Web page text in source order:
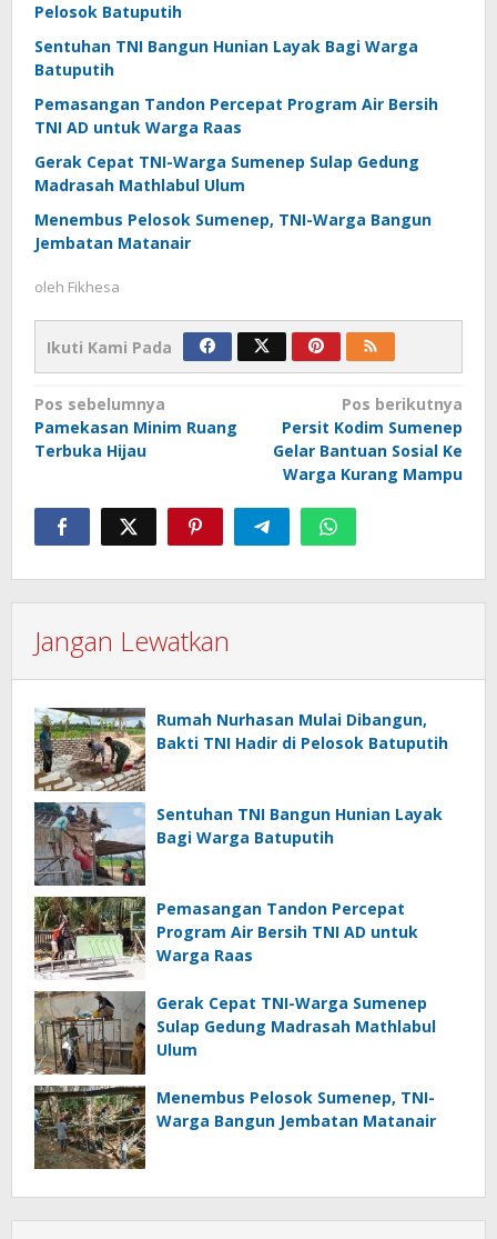
Pelosok Batuputih
Sentuhan TNI Bangun Hunian Layak Bagi Warga
Batuputih
Pemasangan Tandon Percepat Program Air Bersih
TNI AD untuk Warga Raas
Gerak Cepat TNI-Warga Sumenep Sulap Gedung
Madrasah Mathlabul Ulum
Menembus Pelosok Sumenep, TNI-Warga Bangun
Jembatan Matanair
oleh Fikhesa
Ikuti Kami Pada
Navigasi
pos
Pos sebelumnya
Pamekasan Minim Ruang
Terbuka Hijau
Pos berikutnya
Persit Kodim Sumenep
Gelar Bantuan Sosial Ke
Warga Kurang Mampu
Jangan Lewatkan
Rumah Nurhasan Mulai Dibangun,
Bakti TNI Hadir di Pelosok Batuputih
Sentuhan TNI Bangun Hunian Layak
Bagi Warga Batuputih
Pemasangan Tandon Percepat
Program Air Bersih TNI AD untuk
Warga Raas
Gerak Cepat TNI-Warga Sumenep
Sulap Gedung Madrasah Mathlabul
Ulum
Menembus Pelosok Sumenep, TNI-
Warga Bangun Jembatan Matanair